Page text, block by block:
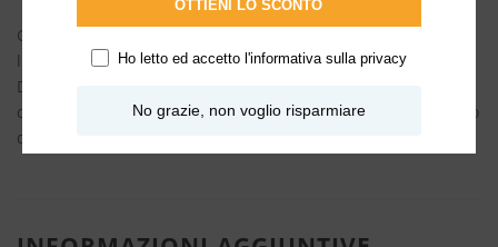
Giorno dopo giorno, rigenera la tua pelle e ridisegna i
lineamenti del viso per il massimo dell’effetto ringiovanente.
Dì addio alla pelle rilassata e agli altri segni
dell’invecchiamento e dai una spinta al tuo regime quotidiano
di cura della pelle con questo elisir pro-giovinezza!
OTTIENI LO SCONTO
Ho letto ed accetto l'informativa sulla privacy
No grazie, non voglio risparmiare